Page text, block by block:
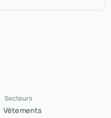
Secteurs
Vêtements